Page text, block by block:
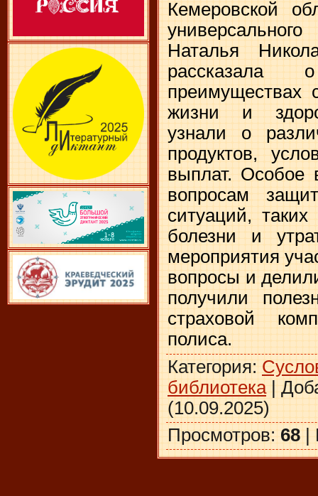
Кемеровской
Наталья
рассказала
преимуществах
жизни и
узнали о
продуктов,
выплат. Особое
вопросам
ситуаций,
болезни и
мероприятия
вопросы и
получили
страховой
полиса.
Категория:
библиотека|
(10.09.2025)
Просмотров: 68 |